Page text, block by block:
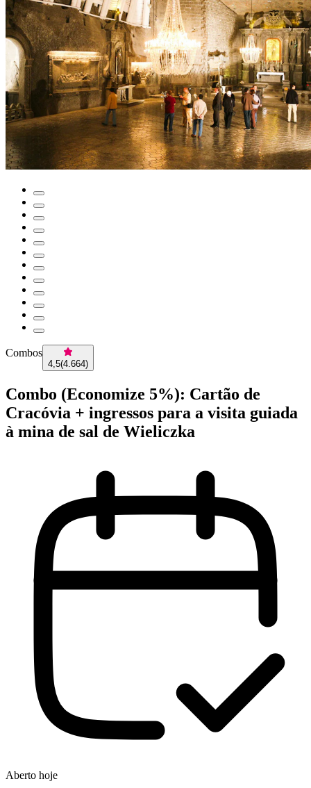
Combos
4,5(4.664)
Combo (Economize 5%): Cartão de
Cracóvia + ingressos para a visita guiada
à mina de sal de Wieliczka
Aberto hoje